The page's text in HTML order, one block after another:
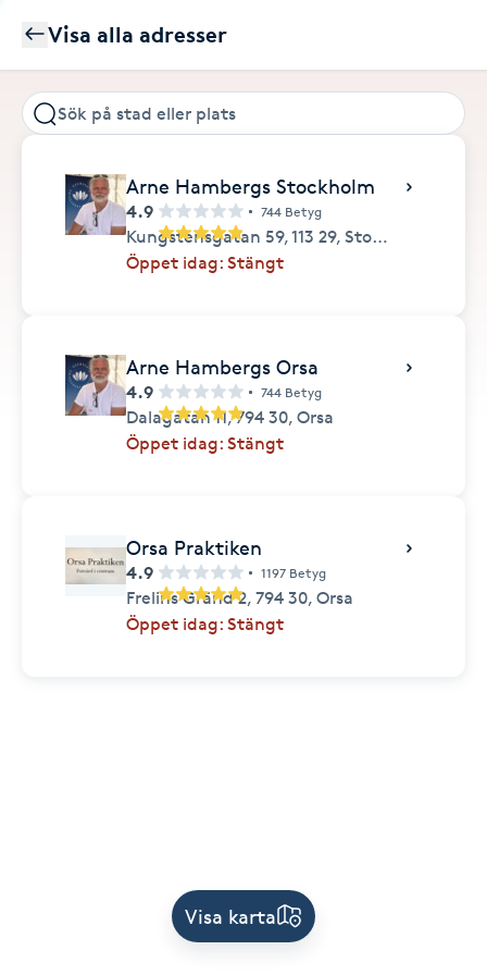
Visa alla adresser
Arne Hambergs Stockholm
4.9 744 Betyg
Kungstensgatan 59,113 29, Stockholm
Öppet idag: Stängt
Arne Hambergs Orsa
4.9 744 Betyg
Dalagatan 11,794 30, Orsa
Öppet idag: Stängt
Orsa Praktiken
4.9 1197 Betyg
Frelins Gränd 2, 794 30, Orsa
Öppet idag: Stängt
Visa karta